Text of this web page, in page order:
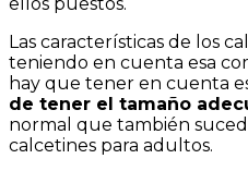
Las características de los
teniendo en cuenta esa
hay que tener en cuenta
de tener el tamaño
normal que también
calcetines para adultos.